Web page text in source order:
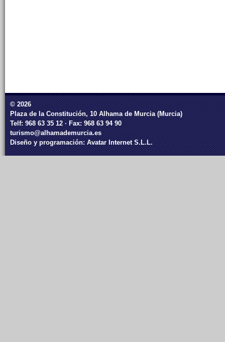
© 2026
Plaza de la Constitución, 10 Alhama de Murcia (Murcia)
Telf: 968 63 35 12 · Fax: 968 63 94 90
turismo@alhamademurcia.es
Diseño y programación:Avatar Internet S.L.L.